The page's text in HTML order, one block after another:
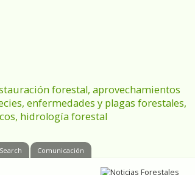
forestal, aprovechamientos
enfermedades y plagas forestales,
hidrología forestal
Comunicación